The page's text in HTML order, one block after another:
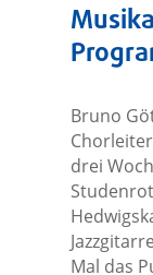
Bruno
drei
Mal das